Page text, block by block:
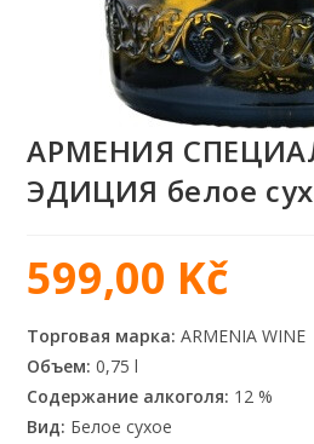
АРМЕНИЯ
ЭДИЦИЯ белое
599,00 Kč
Торговая марка: ARMENIA WINE
Объем: 0,75 l
Содержание алкоголя: 12 %
Вид: Белое сухое